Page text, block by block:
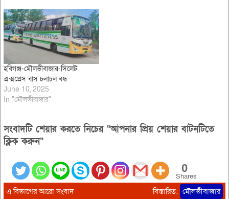
হবিগঞ্জ-মৌলভীবাজার-সিলেট
এক্সপ্রেস বাস চলাচল বন্ধ
June 10, 2025
In "মৌলভীবাজার"
সংবাদটি শেয়ার করতে নিচের “আপনার প্রিয় শেয়ার বাটনটিতে
ক্লিক করুন”
0
Shares
এ বিভাগের আরো সংবাদ বিস্তারিত: মৌলভীবাজার